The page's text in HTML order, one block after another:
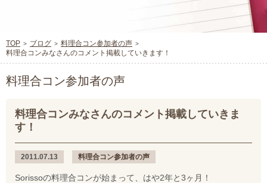
TOP ブログ
料理合コン参加者の声
料理合コンみなさんのコメント掲載していきます！
料理合コン参加者の声
料理合コンみなさんのコメント掲載していきま
す！
2011.07.13 料理合コン参加者の声
Sorissoの料理合コンが始まって、はや2年と3ヶ月！